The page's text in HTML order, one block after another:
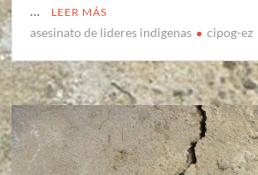
…
LEER MÁS
asesinato de lideres indigenas cipog-ez